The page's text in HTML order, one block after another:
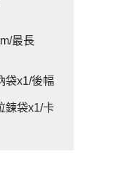
最長
袋x1/後幅
鍊袋x1/卡